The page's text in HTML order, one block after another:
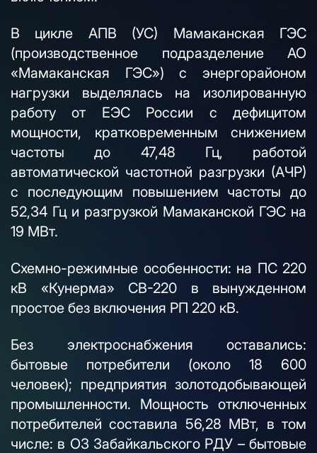
В цикле АПВ (УС) Мамаканская ГЭС
(производственное подразделение АО
«Мамаканская ГЭС») с энергорайоном
нагрузки выделялась на изолированную
работу от ЕЭС России с дефицитом
мощности, кратковременным снижением
частоты до 47,48 Гц, работой
автоматической частотной разгрузки (АЧР)
с последующим повышением частоты до
52,34 Гц и разгрузкой Мамаканской ГЭС на
19 МВт.
Схемно-режимные особенности: на ПС 220
кВ «Кунерма» СВ-220 в вынужденном
простое без включения РП 220 кВ.
Без электроснабжения оставались:
бытовые потребители (около 18 600
человек); предприятия золотодобывающей
промышленности. Мощность отключенных
потребителей составила 56,28 МВт, в том
числе: в ОЗ Забайкальского РДУ – бытовые